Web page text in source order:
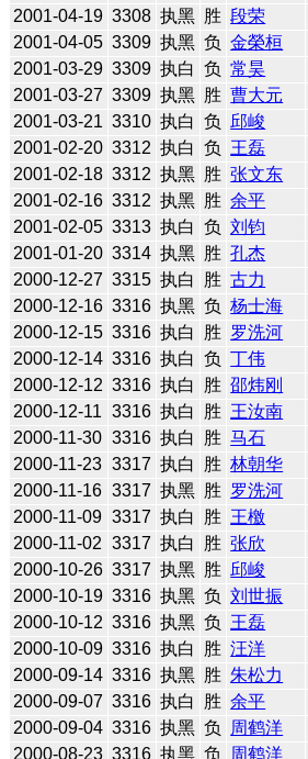
2001-04-19 3308 执黑 胜 段荣
2001-04-05 3309 执黑 负 金榮桓
2001-03-29 3309 执白 负 常昊
2001-03-27 3309 执黑 胜 曹大元
2001-03-21 3310 执白 负 邱峻
2001-02-20 3312 执白 负 王磊
2001-02-18 3312 执黑 胜 张文东
2001-02-16 3312 执黑 胜 余平
2001-02-05 3313 执白 负 刘钧
2001-01-20 3314 执黑 胜 孔杰
2000-12-27 3315 执白 胜 古力
2000-12-16 3316 执黑 负 杨士海
2000-12-15 3316 执白 胜 罗洗河
2000-12-14 3316 执白 负 丁伟
2000-12-12 3316 执白 胜 邵炜刚
2000-12-11 3316 执白 胜 王汝南
2000-11-30 3316 执白 胜 马石
2000-11-23 3317 执白 胜 林朝华
2000-11-16 3317 执黑 胜 罗洗河
2000-11-09 3317 执白 胜 王檄
2000-11-02 3317 执白 胜 张欣
2000-10-26 3317 执黑 胜 邱峻
2000-10-19 3316 执黑 负 刘世振
2000-10-12 3316 执黑 负 王磊
2000-10-09 3316 执白 胜 汪洋
2000-09-14 3316 执黑 胜 朱松力
2000-09-07 3316 执白 胜 余平
2000-09-04 3316 执黑 负 周鹤洋
2000-08-23 3316 执黑 负 周鹤洋